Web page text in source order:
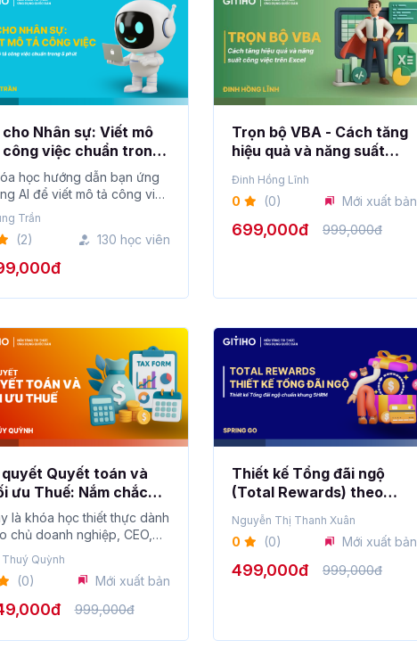
cho Nhân sự: Viết mô
việc chuẩn trong
học hướng dẫn bạn ứng
AI để viết mô tả công việc
n...Trần
(2) 130 học viên
Trọn bộ VBA - Cách tăng
hiệu quả và năng suất
công việc trên Excel
Đinh Hồng Lĩnh
0 (0) Mới xuất bản
699,000đ 999,000đ
quyết Quyết toán và
ưu Thuế: Nắm chắc
chơi, không lo phạt
là khóa học thiết thực dành
chủ doanh nghiệp, CEO,
kế toán ...
Thuý Quỳnh
(0) Mới xuất bản
999,000đ
Thiết kế Tổng đãi ngộ
(Total Rewards) theo
khung SHRM
Nguyễn Thị Thanh Xuân
0 (0) Mới xuất bản
499,000đ 999,000đ